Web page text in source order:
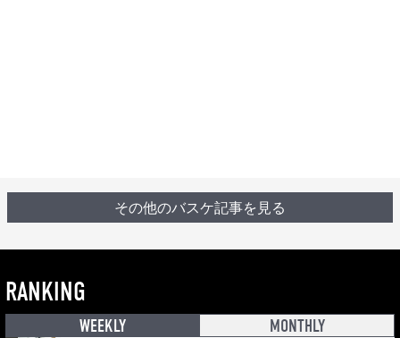
その他のバスケ記事を見る
RANKING
WEEKLY MONTHLY